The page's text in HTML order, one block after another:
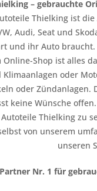
– gebrauchte
Thielking ist
Audi, Seat und
und ihr Auto
Online-Shop ist alles
oder
oder Zündanlagen.
keine Wünsche
Thielking zu
von unserem
unseren
Nr. 1 für